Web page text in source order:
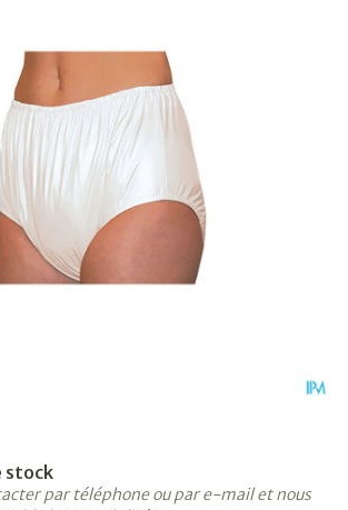
stock
par téléphone ou par e-mail et nous